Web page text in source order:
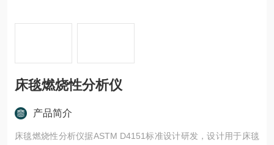
床毯燃烧性分析仪
产品简介
床毯燃烧性分析仪据ASTM D4151标准设计研发，设计用于床毯